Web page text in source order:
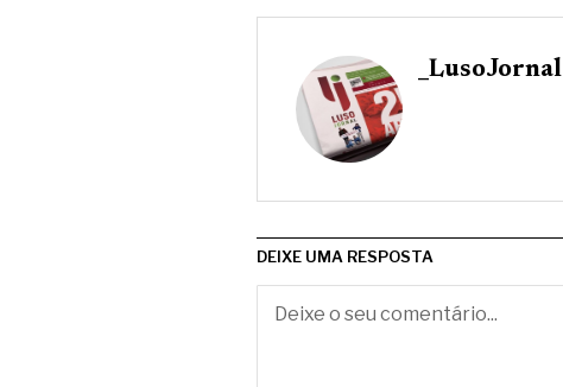
_LusoJornal
DEIXE UMA RESPOSTA